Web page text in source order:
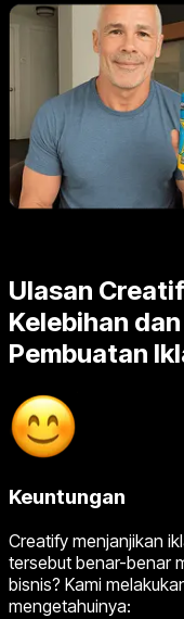
Ulasan
Kelebihan
Pembuatan
Keuntungan
Creatify menjanjikan
tersebut benar-benar
bisnis? Kami
mengetahuinya: